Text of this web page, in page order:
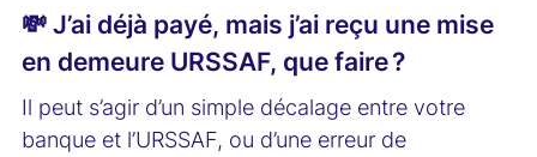
💸 J’ai déjà payé, mais j’ai reçu une mise
en demeure URSSAF, que faire ?
Il peut s’agir d’un simple décalage entre votre
banque et l’URSSAF, ou d’une erreur de